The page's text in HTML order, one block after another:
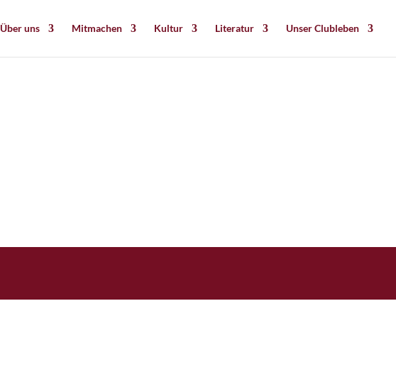
Über uns Mitmachen Kultur Literatur Unser Clubleben